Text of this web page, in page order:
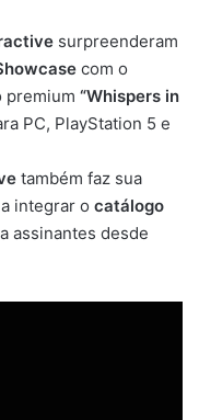
surpreenderam
com o
premium “Whispers in
PC, PlayStation 5 e
também faz sua
integrar o catálogo
assinantes desde